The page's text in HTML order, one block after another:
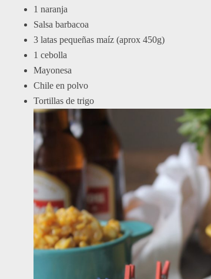
1 naranja
Salsa barbacoa
3 latas pequeñas maíz (aprox 450g)
1 cebolla
Mayonesa
Chile en polvo
Tortillas de trigo